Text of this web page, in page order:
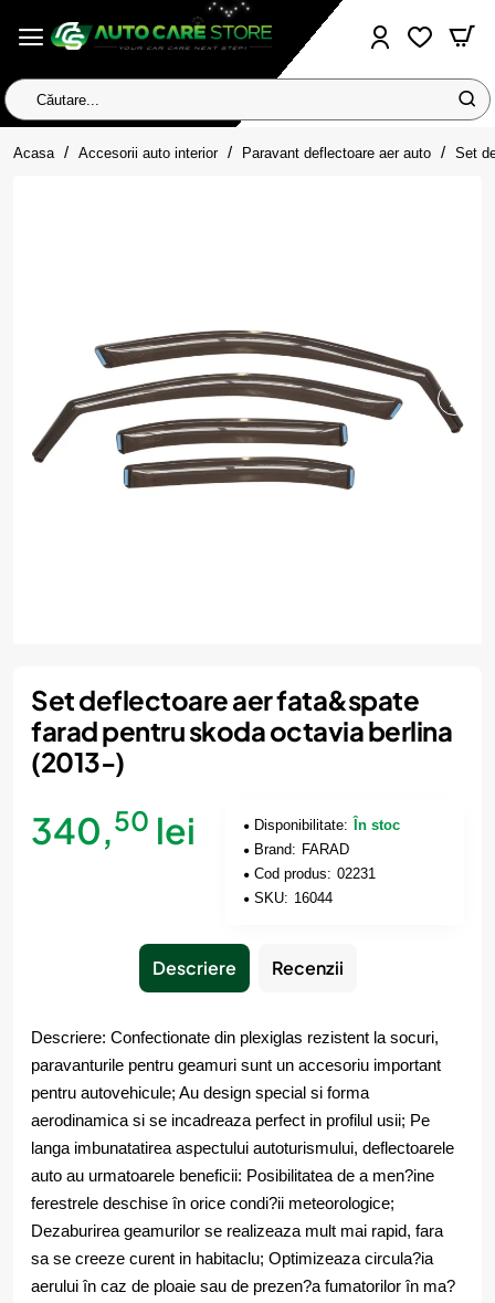
Căutare...
Acasa homeAccesorii auto interior Paravant deflectoare aer auto Set
Set deflectoare aer fata&spate
farad pentru skoda octavia berlina
(2013-)
340,50 lei Disponibilitate:
În stoc
Brand: FARAD
Cod produs: 02231
SKU: 16044
Descriere Recenzii
Descriere: Confectionate din plexiglas rezistent la socuri,
paravanturile pentru geamuri sunt un accesoriu important
pentru autovehicule; Au design special si forma
aerodinamica si se incadreaza perfect in profilul usii; Pe
langa imbunatatirea aspectului autoturismului, deflectoarele
auto au urmatoarele beneficii: Posibilitatea de a men?ine
ferestrele deschise în orice condi?ii meteorologice;
Dezaburirea geamurilor se realizeaza mult mai rapid, fara
sa se creeze curent in habitaclu; Optimizeaza circula?ia
aerului în caz de ploaie sau de prezen?a fumatorilor în ma?